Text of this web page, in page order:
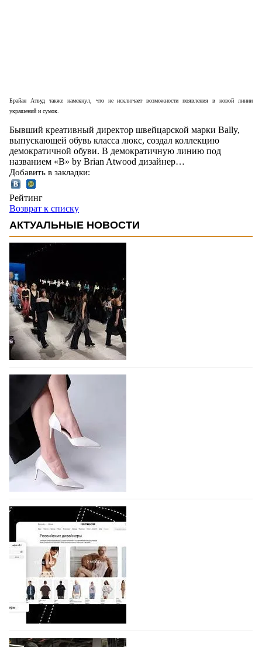
Брайан Атвуд также намекнул, что не исключает возможности появления в новой линии
украшений и сумок.
Бывший креативный директор швейцарской марки Bally,
выпускающей обувь класса люкс, создал коллекцию
демократичной обуви. В демократичную линию под
названием «B» by Brian Atwood дизайнер…
Добавить в закладки:
Рейтинг
Возврат к списку
АКТУАЛЬНЫЕ НОВОСТИ
На участие в Московской неделе моды
подано 1047 заявок
На участие в седьмой Московской неделе моды,
которая пройдет в российской столице с 26 сентября
по 1 октября, уже подано 1047 заявок. Примерно
половину из них (494) прислали дизайнеры,
коллекции которых не были представлены в…
07.08.2026 628
BALLINA представит свои новинки на Euro
Shoes
Компания BALLINA Guangzhou Lihuang Footwear
Co., Ltd., основанная в 2011 году и расположенная в
Гуанчжоу, столице моды Китая, является
профессиональной обувной компанией,
объединяющей разработку, производство и…
07.08.2026 487